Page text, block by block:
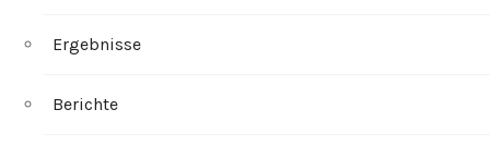
Ergebnisse
Berichte